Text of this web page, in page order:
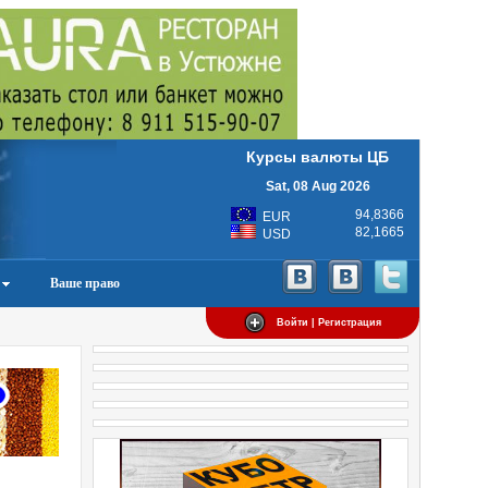
Курсы валюты ЦБ
Sat, 08 Aug 2026
EUR
94,8366
USD
82,1665
Ваше право
Войти | Регистрация